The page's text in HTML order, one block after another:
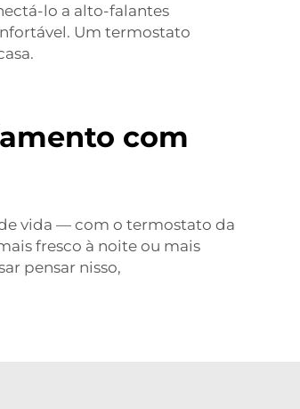
lo a alto-falantes
Um termostato
com
vida — com o termostato da
fresco à noite ou mais
pensar nisso,